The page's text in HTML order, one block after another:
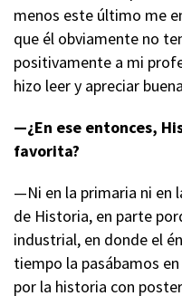
menos este último me
que él obviamente no
positivamente a mi
hizo leer y apreciar
—¿En ese entonces,
favorita?
—Ni en la primaria ni en
de Historia, en parte
industrial, en donde el
tiempo la pasábamos
por la historia con